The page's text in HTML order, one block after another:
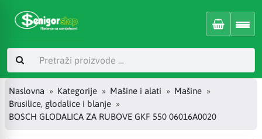
Naslovna Kategorije Mašine i alati
Mašine
Brusilice, glodalice i blanje
BOSCH GLODALICA ZA RUBOVE GKF 550 06016A0020